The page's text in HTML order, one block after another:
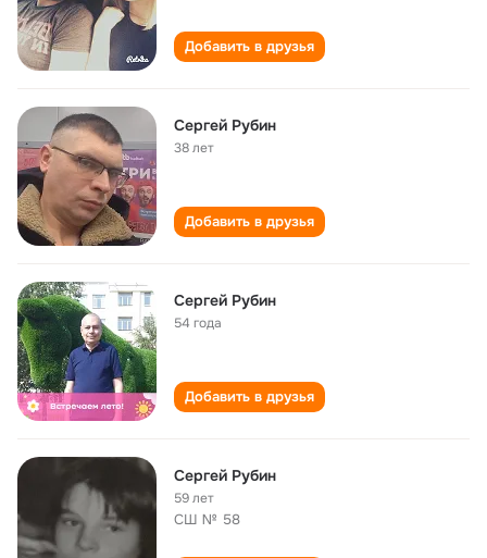
Добавить в друзья
Сергей Рубин
38 лет
Добавить в друзья
Сергей Рубин
54 года
Добавить в друзья
Сергей Рубин
59 лет
СШ № 58